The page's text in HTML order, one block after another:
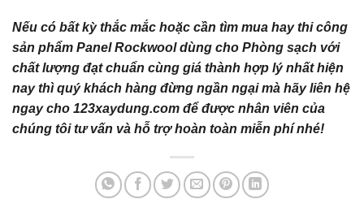
Nếu có bất kỳ thắc mắc hoặc cần tìm mua hay thi công
sản phẩm Panel Rockwool dùng cho Phòng sạch với
chất lượng đạt chuẩn cùng giá thành hợp lý nhất hiện
nay thì quý khách hàng đừng ngần ngại mà hãy liên hệ
ngay cho 123xaydung.com để được nhân viên của
chúng tôi tư vấn và hỗ trợ hoàn toàn miễn phí nhé!